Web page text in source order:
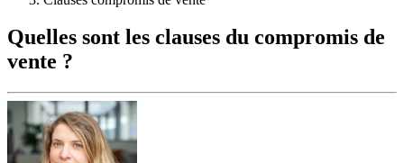
Quelles sont les clauses du compromis de
vente ?